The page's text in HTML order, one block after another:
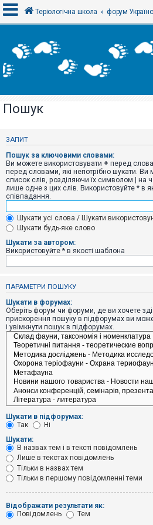
х
і
Р
с
р
а
ц
і
я
Т
е
м
и
б
і
п
о
в
і
д
в
н
т
е
м
и
о
ш
Теріологічна школа
Пошук
ЗАПИТ
Пошук за ключовими словами:
Ви можете використовувати + перед
перед словами, які непотрібно шукати. Ви
список слів, розділяючи їх символом | на
лише одне з цих слів. Використовуйте * в
співпадання.
Шукати усі слова / Шукати
Шукати будь-яке слово
Шукати за автором:
Використовуйте * в якості шаблона
ПАРАМЕТРИ ПОШУКУ
Шукати в форумах:
Оберіть форум чи форуми, де ви хочете
прискорення пошуку в підфорумах ви
і увімкнути пошук в підфорумах.
Шукати в підфорумах:
Так
Ні
Шукати:
В назвах тем і в тексті повідомлень
Лише в текстах повідомлень
Тільки в назвах тем
Тільки в першому повідомленні теми
Відображати результати як:
Повідомлень
Тем